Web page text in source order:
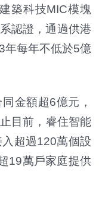
築科技MIC模塊
認證，通過供港
年每年不低於5億
金額超6億元，
目前，睿住智能
超過120萬個設
19萬戶家庭提供